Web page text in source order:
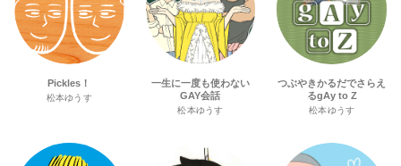
Pickles！
松本ゆうす
一生に一度も使わない
GAY会話
松本ゆうす
つぶやきかるだでさらえ
るgAy to Z
松本ゆうす